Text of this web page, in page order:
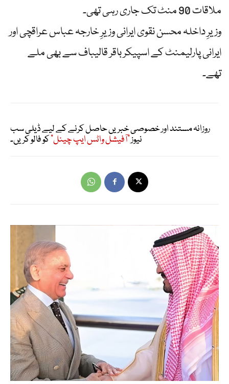
ملاقات 90 منٹ تک جاری رہی تھی۔
وزیرِ داخلہ محسن نقوی ایرانی وزیرِ خارجہ عباس عراقچی اور
ایرانی پارلیمنٹ کے اسپیکر باقر قالیباف سے بھی ملے
تھے۔
روزانہ مستند اور خصوصی خبریں حاصل کرنے کے لیے ڈیلی سب
نیوز"آفیشل واٹس ایپ چینل"کو فالو کریں۔